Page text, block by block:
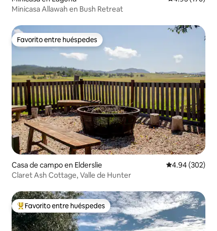
Minicasa Allawah en Bush Retreat
Favorito entre huéspedes
Favorito entre huéspedes
Casa de campo en Elderslie Calificación
4.94 (302)
Claret Ash Cottage, Valle de Hunter
De los mejores en Favorito entre huéspedes
Favorito entre huéspedes